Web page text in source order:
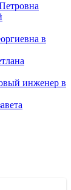
в
инженер в